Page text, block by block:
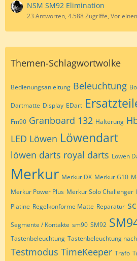
NSM SM92 Elimination
23 Antworten, 4.588 Zugriffe, Vor
Themen-Schlagwortwolke
Bedienungsanleitung Beleuchtung
Dartmatte Display EDart
Fm90 Granboard 132 Halterung
LED Löwen Löwendart
löwen darts royal darts Löwen
Merkur Merkur DX Merkur G10
Merkur Power Plus Merkur Solo Challenger
Platine Regelkonforme Matte Reparatur
Segmente / Kontakte sm90 SM92
Tastenbeleuchtung Tastenbeleuchtung
Testmodus TimeKeeper Trafo